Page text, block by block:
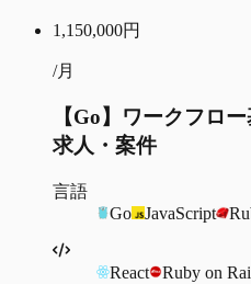
1,150,000円
/月
【Go】ワークフロ
求人・案件
言語
Go
JavaScript
React Ruby on